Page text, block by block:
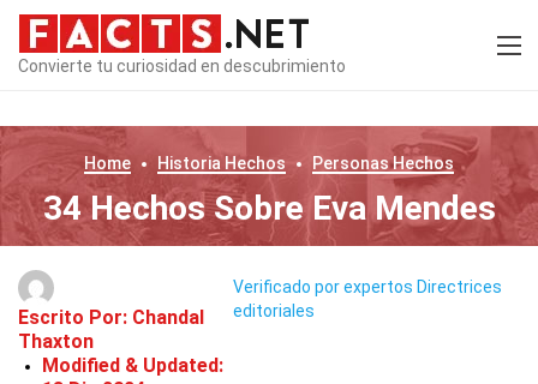
Convierte tu curiosidad en descubrimiento
Home Historia Hechos PersonasHechos
34 Hechos Sobre Eva Mendes
Escrito Por: Chandal
Thaxton
Modified & Updated:
Verificado por expertos Directrices
editoriales